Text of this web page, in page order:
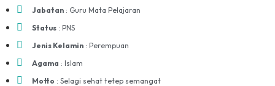
Jabatan : Guru Mata Pelajaran
Status : PNS
Jenis Kelamin : Perempuan
Agama : Islam
Motto : Selagi sehat tetep semangat